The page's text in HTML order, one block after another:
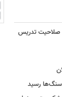
صلاحیت تدریس
سنگ‌ها رسید